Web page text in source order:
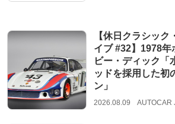
【休日クラシック
イブ #32】1978年
ビー・ディック「
ッドを採用した初
ン」
2026.08.09 AUTOCAR